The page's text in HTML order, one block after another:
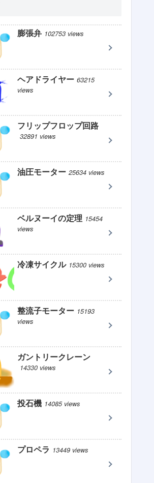
膨張弁 102753 views
ヘアドライヤー 63215
views
フリップフロップ回路
32891 views
油圧モーター 25634 views
ベルヌーイの定理 15454
views
冷凍サイクル 15300 views
整流子モーター 15193
views
ガントリークレーン
14330 views
投石機 14085 views
プロペラ 13449 views